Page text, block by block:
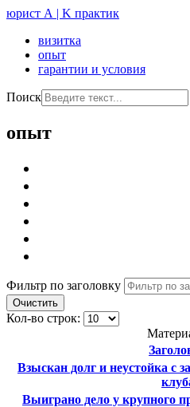
юрист А | K практик
визитка
опыт
гарантии и условия
Поиск
опыт
Фильтр по заголовку
Очистить
Кол-во строк:
Взыскан долг и неустойка с
Выиграно дело у крупного